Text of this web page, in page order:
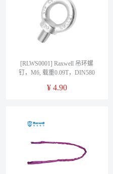
[RLWS0001] Raxwell 吊环螺
钉，M6, 载重0.09T，DIN580
¥ 4.90